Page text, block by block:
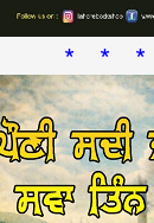
* * *